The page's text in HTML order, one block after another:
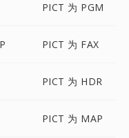
PICT 为 PGM
PICT 为 FAX
PICT 为 HDR
PICT 为 MAP